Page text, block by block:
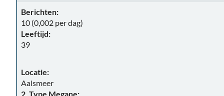
Berichten:
10 (0,002 per dag)
Leeftijd:
39
Locatie:
Aalsmeer
2. Type Megane: